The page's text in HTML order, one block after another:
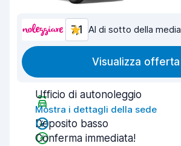
7,1 Al di sotto della media
Visualizza offerta
Ufficio di autonoleggio
Mostra i dettagli della sede
Deposito basso
Conferma immediata!